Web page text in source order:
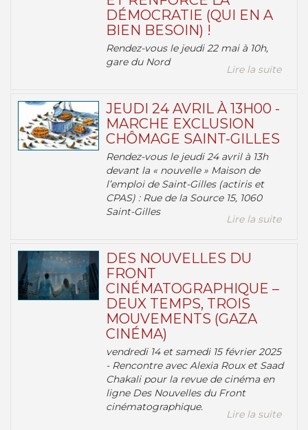
DÉMOCRATIE (QUI EN A
BIEN BESOIN) !
Rendez-vous le jeudi 22 mai à 10h,
gare du Nord
Lire la suite
JEUDI 24 AVRIL À 13H00 -
MARCHE EXCLUSION
CHÔMAGE SAINT-GILLES
Rendez-vous le jeudi 24 avril à 13h
devant la « nouvelle » Maison de
l’emploi de Saint-Gilles (actiris et
CPAS) : Rue de la Source 15, 1060
Saint-Gilles
Lire la suite
DES NOUVELLES DU
FRONT
CINÉMATOGRAPHIQUE –
DEUX TEMPS, TROIS
MOUVEMENTS (GAZA
CINÉMA)
vendredi 14 et samedi 15 février 2025
- Rencontre avec Alexia Roux et Saad
Chakali pour la revue de cinéma en
ligne Des Nouvelles du Front
cinématographique.
Lire la suite